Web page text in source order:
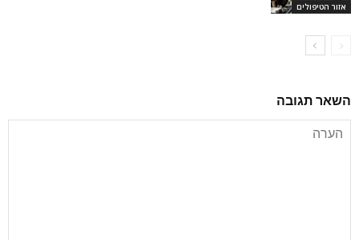
אזור הטיפולים
השאר תגובה